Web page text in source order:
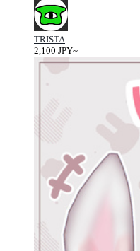
TRISTA
2,100 JPY~